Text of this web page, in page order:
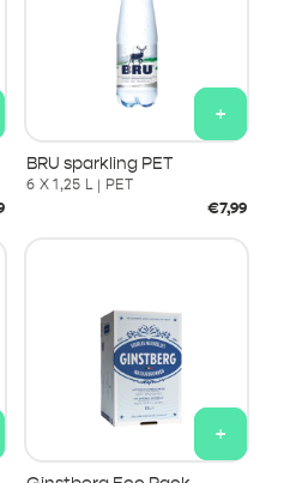
+
BRU sparkling PET
6 X 1,25 L | PET
Prix
€7,99
+